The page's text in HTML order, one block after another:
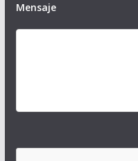
Mensaje